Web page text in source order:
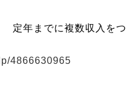
定年までに複数収入をつ
4866630965